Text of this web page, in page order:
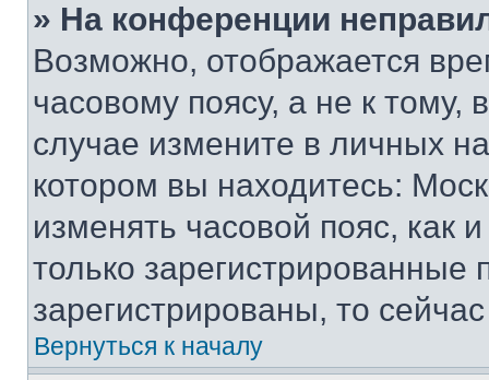
» На конференции
Возможно, отображается
часовому поясу, а не к тому,
случае измените в личных
котором вы находитесь:
изменять часовой пояс, как
только
зарегистрированы, то
Вернуться к началу